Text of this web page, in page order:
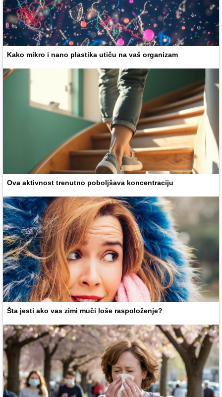
Kako mikro i nano plastika utiču na vaš organizam
Ova aktivnost trenutno poboljšava koncentraciju
Šta jesti ako vas zimi muči loše raspoloženje?